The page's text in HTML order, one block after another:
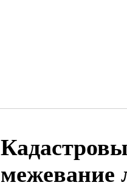
межевание